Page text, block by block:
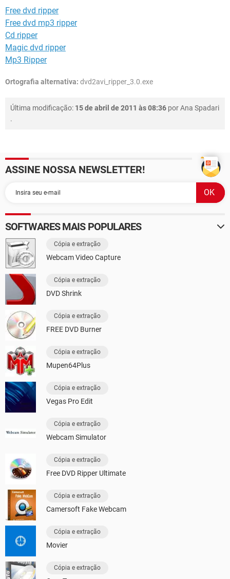
Free dvd ripper
Free dvd mp3 ripper
Cd ripper
Magic dvd ripper
Mp3 Ripper
Ortografia alternativa: dvd2avi_ripper_3.0.exe
Última modificação: 15 de abril de 2011 às 08:36 porAna Spadari
.
ASSINE NOSSA NEWSLETTER!
SOFTWARES MAIS POPULARES
Cópia e extração
Webcam Video Capture
Cópia e extração
DVD Shrink
Cópia e extração
FREE DVD Burner
Cópia e extração
Mupen64Plus
Cópia e extração
Vegas Pro Edit
Cópia e extração
Webcam Simulator
Cópia e extração
Free DVD Ripper Ultimate
Cópia e extração
Camersoft Fake Webcam
Cópia e extração
Movier
Cópia e extração